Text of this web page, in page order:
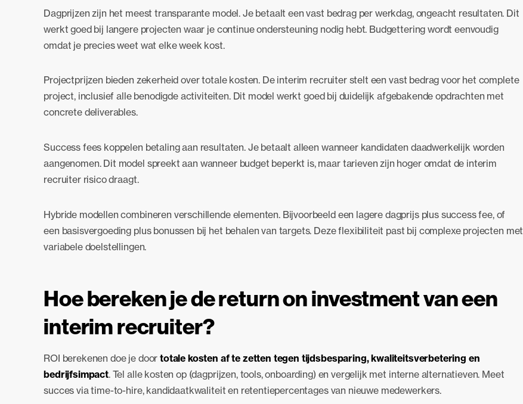
Dagprijzen zijn het meest transparante model. Je betaalt een vast bedrag per werkdag, ongeacht resultaten. Dit
werkt goed bij langere projecten waar je continue ondersteuning nodig hebt. Budgettering wordt eenvoudig
omdat je precies weet wat elke week kost.
Projectprijzen bieden zekerheid over totale kosten. De interim recruiter stelt een vast bedrag voor het complete
project, inclusief alle benodigde activiteiten. Dit model werkt goed bij duidelijk afgebakende opdrachten met
concrete deliverables.
Success fees koppelen betaling aan resultaten. Je betaalt alleen wanneer kandidaten daadwerkelijk worden
aangenomen. Dit model spreekt aan wanneer budget beperkt is, maar tarieven zijn hoger omdat de interim
recruiter risico draagt.
Hybride modellen combineren verschillende elementen. Bijvoorbeeld een lagere dagprijs plus success fee, of
een basisvergoeding plus bonussen bij het behalen van targets. Deze flexibiliteit past bij complexe projecten met
variabele doelstellingen.
Hoe bereken je de return on investment van een
interim recruiter?
ROI berekenen doe je doortotale kosten af te zetten tegen tijdsbesparing, kwaliteitsverbetering en
bedrijfsimpact. Tel alle kosten op (dagprijzen, tools, onboarding) en vergelijk met interne alternatieven. Meet
succes via time-to-hire, kandidaatkwaliteit en retentiepercentages van nieuwe medewerkers.